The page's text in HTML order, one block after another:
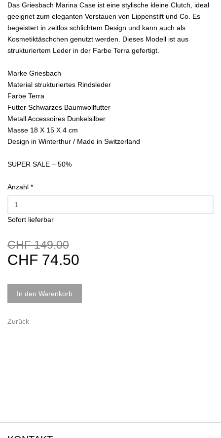
Das Griesbach Marina Case ist eine stylische kleine Clutch, ideal
geeignet zum eleganten Verstauen von Lippenstift und Co. Es
begeistert in zeitlos schlichtem Design und kann auch als
Kosmetiktäschchen genutzt werden. Dieses Modell ist aus
strukturiertem Leder in der Farbe Terra gefertigt.
Marke Griesbach
Material strukturiertes Rindsleder
Farbe Terra
Futter Schwarzes Baumwollfutter
Metall Accessoires Dunkelsilber
Masse 18 X 15 X 4 cm
Design in Winterthur / Made in Switzerland
SUPER SALE – 50%
Anzahl *
Sofort lieferbar
CHF 149.00
CHF 74.50
In den Warenkorb
Zurück